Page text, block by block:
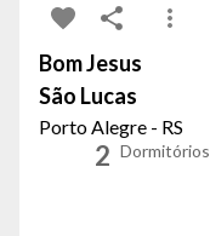
Bom Jesus
São Lucas
Porto Alegre - RS
2 Dormitórios